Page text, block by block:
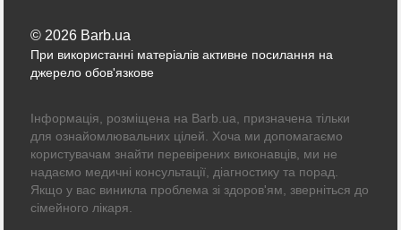
© 2026 Barb.ua
При використанні матеріалів активне посилання на
джерело обов'язкове
Інформація, розміщена на Barb.ua, призначена тільки
для ознайомлювальних цілей. Хоча ми допомагаємо
користувачам знайти перевірених виконавців, ми не
надаємо медичні консультації, діагностику та порад.
Якщо у вас виникла проблема зі здоров'ям, зверніться до
сімейного лікаря.